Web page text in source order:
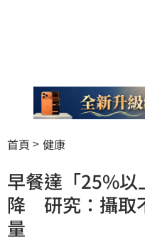
首頁 健康
早餐達「25%以
降 研究：攝取
量